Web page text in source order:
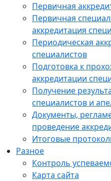
Первичная
Первичная
аккредитация
Периодическая
специалистов
Подготовка к
аккредитации
Получение
специалистов и
Документы,
проведение
Итоговые
Разное
Контроль
Карта сайта